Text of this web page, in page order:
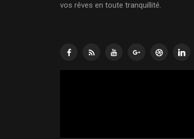
vos rêves en toute tranquillité.